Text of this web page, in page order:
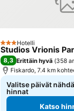
3 Tähtiluokitus
Hotelli
Studios Vrionis
8,3 Erittäin hyvä (358
Fiskardo, 7.4 km
Valitse päivät
hinnat
Katso